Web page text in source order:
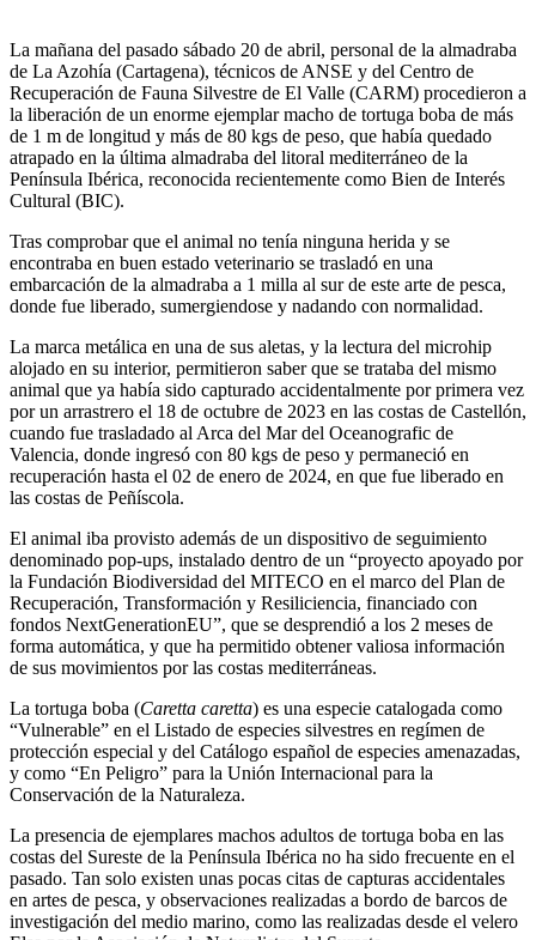
La mañana del pasado sábado 20 de abril, personal de la almadraba
de La Azohía (Cartagena), técnicos de ANSE y del Centro de
Recuperación de Fauna Silvestre de El Valle (CARM) procedieron a
la liberación de un enorme ejemplar macho de tortuga boba de más
de 1 m de longitud y más de 80 kgs de peso, que había quedado
atrapado en la última almadraba del litoral mediterráneo de la
Península Ibérica, reconocida recientemente como Bien de Interés
Cultural (BIC).
Tras comprobar que el animal no tenía ninguna herida y se
encontraba en buen estado veterinario se trasladó en una
embarcación de la almadraba a 1 milla al sur de este arte de pesca,
donde fue liberado, sumergiendose y nadando con normalidad.
La marca metálica en una de sus aletas, y la lectura del microhip
alojado en su interior, permitieron saber que se trataba del mismo
animal que ya había sido capturado accidentalmente por primera vez
por un arrastrero el 18 de octubre de 2023 en las costas de Castellón,
cuando fue trasladado al Arca del Mar del Oceanografic de
Valencia, donde ingresó con 80 kgs de peso y permaneció en
recuperación hasta el 02 de enero de 2024, en que fue liberado en
las costas de Peñíscola.
El animal iba provisto además de un dispositivo de seguimiento
denominado pop-ups, instalado dentro de un “proyecto apoyado por
la Fundación Biodiversidad del MITECO en el marco del Plan de
Recuperación, Transformación y Resiliciencia, financiado con
fondos NextGenerationEU”, que se desprendió a los 2 meses de
forma automática, y que ha permitido obtener valiosa información
de sus movimientos por las costas mediterráneas.
La tortuga boba (Caretta caretta) es una especie catalogada como
“Vulnerable” en el Listado de especies silvestres en regímen de
protección especial y del Catálogo español de especies amenazadas,
y como “En Peligro” para la Unión Internacional para la
Conservación de la Naturaleza.
La presencia de ejemplares machos adultos de tortuga boba en las
costas del Sureste de la Península Ibérica no ha sido frecuente en el
pasado. Tan solo existen unas pocas citas de capturas accidentales
en artes de pesca, y observaciones realizadas a bordo de barcos de
investigación del medio marino, como las realizadas desde el velero